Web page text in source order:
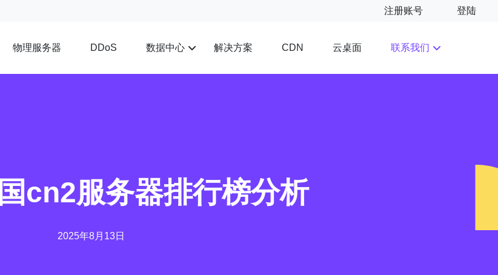
注册账号 登陆
物理服务器 DDoS 数据中心 解决方案 CDN 云桌面 联系我们
cn2服务器排行榜分析
2025年8月13日